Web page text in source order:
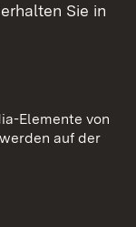
Sie in
Elemente von
auf der